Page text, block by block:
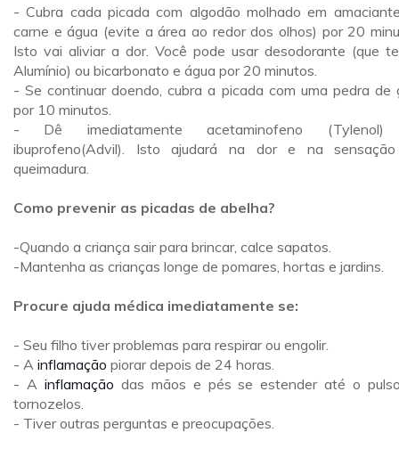
- Cubra cada picada com algodão molhado em
carne e água (evite a área ao redor dos olhos) por 20
Isto vai aliviar a dor. Você pode usar desodorante (que
Alumínio) ou bicarbonato e água por 20 minutos.
- Se continuar doendo, cubra a picada com uma pedra de
por 10 minutos.
- Dê imediatamente acetaminofeno
ibuprofeno(Advil). Isto ajudará na dor e na
queimadura.
Como prevenir as picadas de abelha?
-Quando a criança sair para brincar, calce sapatos.
-Mantenha as crianças longe de pomares, hortas e jardins.
Procure ajuda médica imediatamente se:
- Seu filho tiver problemas para respirar ou engolir.
- A inflamação piorar depois de 24 horas.
- A inflamação das mãos e pés se estender até o
tornozelos.
- Tiver outras perguntas e preocupações.